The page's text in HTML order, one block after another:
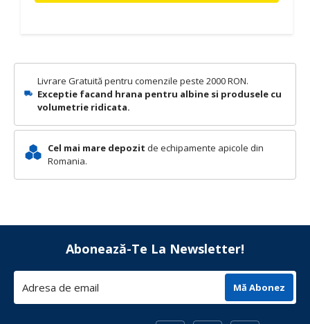
Livrare Gratuită pentru comenzile peste 2000 RON.
Exceptie facand hrana pentru albine si produsele cu
volumetrie ridicata.
Cel mai mare depozit de echipamente apicole din
Romania.
Abonează-Te La Newsletter!
Mă Abonez